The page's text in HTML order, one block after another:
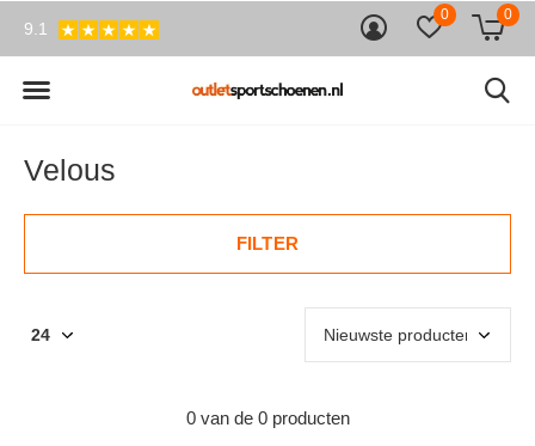
0 0
9.1
Velous
FILTER
0 van de 0 producten